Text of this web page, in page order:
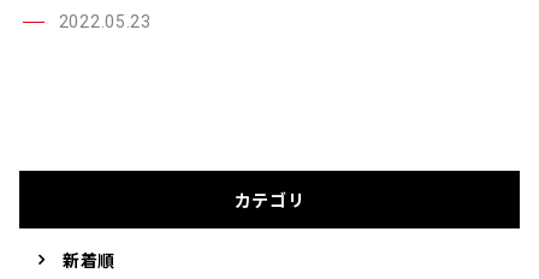
2022.05.23
カテゴリ
新着順